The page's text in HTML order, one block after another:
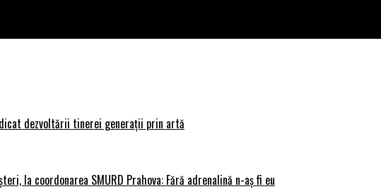
dezvoltării tinerei generații prin artă
la coordonarea SMURD Prahova: Fără adrenalină n-aș fi eu